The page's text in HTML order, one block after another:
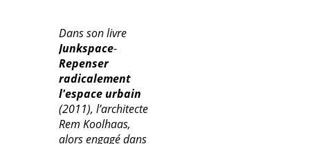
Dans son livre
Junkspace-
Repenser
radicalement
l'espace urbain
(2011), l’architecte
Rem Koolhaas,
alors engagé dans